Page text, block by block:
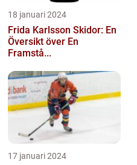
18 januari 2024
Frida Karlsson Skidor: En
Översikt över En
Framstå...
17 januari 2024